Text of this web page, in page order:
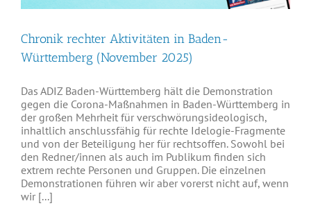
Chronik rechter Aktivitäten in Baden-
Württemberg (November 2025)
Das ADIZ Baden-Württemberg hält die Demonstration
gegen die Corona-Maßnahmen in Baden-Württemberg in
der großen Mehrheit für verschwörungsideologisch,
inhaltlich anschlussfähig für rechte Idelogie-Fragmente
und von der Beteiligung her für rechtsoffen. Sowohl bei
den Redner/innen als auch im Publikum finden sich
extrem rechte Personen und Gruppen. Die einzelnen
Demonstrationen führen wir aber vorerst nicht auf, wenn
wir [...]